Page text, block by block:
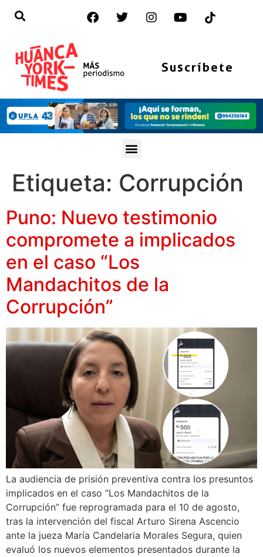
Suscríbete
Etiqueta: Corrupción
Puno: Nuevo testimonio
compromete a implicados
en el caso “Los
Mandachitos de la
Corrupción”
La audiencia de prisión preventiva contra los presuntos
implicados en el caso “Los Mandachitos de la
Corrupción” fue reprogramada para el 10 de agosto,
tras la intervención del fiscal Arturo Sirena Ascencio
ante la jueza María Candelaria Morales Segura, quien
evaluó los nuevos elementos presentados durante la